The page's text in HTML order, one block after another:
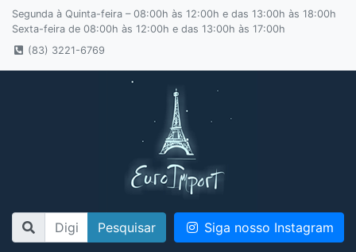
Segunda à Quinta-feira – 08:00h às 12:00h e das 13:00h às 18:00h
Sexta-feira de 08:00h às 12:00h e das 13:00h às 17:00h
(83) 3221-6769
Pesquisar Siga nosso Instagram